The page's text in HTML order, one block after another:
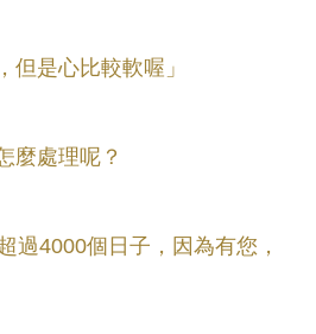
但是心比較軟喔」
麼處理呢？
過4000個日子，因為有您，